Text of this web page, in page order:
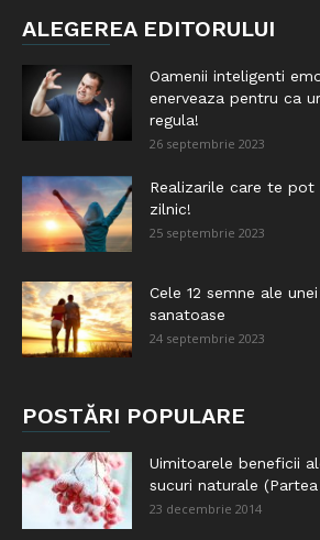
ALEGEREA EDITORULUI
Oamenii inteligenti
enerveaza pentru ca
regula!
26 septembrie 2023
Realizarile care te
zilnic!
25 septembrie 2023
Cele 12 semne ale
sanatoase
24 septembrie 2023
POSTĂRI POPULARE
Uimitoarele beneficii
sucuri naturale
23 decembrie 2014